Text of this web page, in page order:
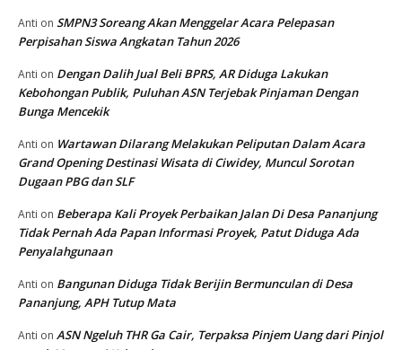
Anti on SMPN3 Soreang Akan Menggelar Acara Pelepasan
Perpisahan Siswa Angkatan Tahun 2026
Anti on Dengan Dalih Jual Beli BPRS, AR Diduga Lakukan
Kebohongan Publik, Puluhan ASN Terjebak Pinjaman Dengan
Bunga Mencekik
Anti on Wartawan Dilarang Melakukan Peliputan Dalam Acara
Grand Opening Destinasi Wisata di Ciwidey, Muncul Sorotan
Dugaan PBG dan SLF
Anti on Beberapa Kali Proyek Perbaikan Jalan Di Desa Pananjung
Tidak Pernah Ada Papan Informasi Proyek, Patut Diduga Ada
Penyalahgunaan
Anti on Bangunan Diduga Tidak Berijin Bermunculan di Desa
Pananjung, APH Tutup Mata
Anti on ASN Ngeluh THR Ga Cair, Terpaksa Pinjem Uang dari Pinjol